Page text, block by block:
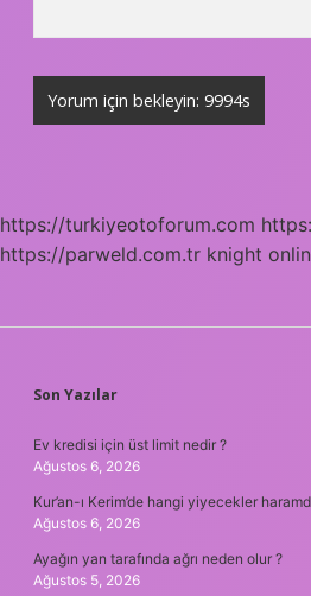
https://turkiyeotoforum.com
https://parweld.com.tr knight
SIDEBAR
Son Yazılar
Ev kredisi için üst limit nedir ?
Ağustos 6, 2026
Kur’an-ı Kerim’de hangi yiyecekler
Ağustos 6, 2026
Ayağın yan tarafında ağrı neden olur ?
Ağustos 5, 2026